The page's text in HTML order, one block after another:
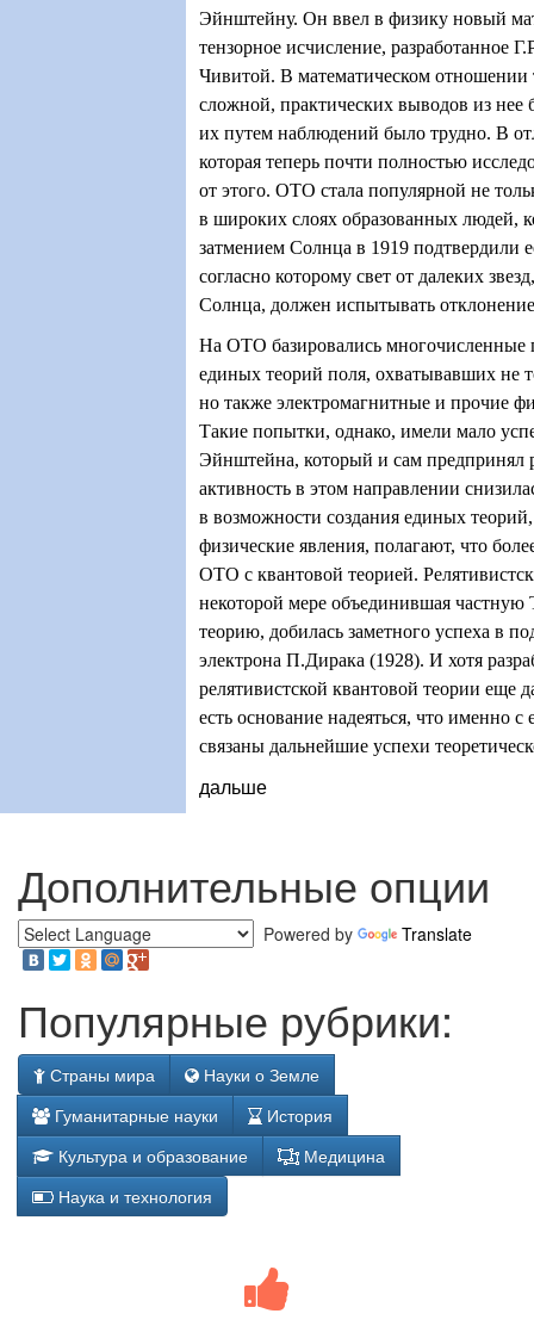
Эйнштейну. Он ввел в физику новый
тензорное исчисление, разработанное
Чивитой. В математическом отношении
сложной, практических выводов из нее
их путем наблюдений было трудно. В
которая теперь почти полностью
от этого. ОТО стала популярной не
в широких слоях образованных людей,
затмением Солнца в 1919 подтвердили
согласно которому свет от далеких
Солнца, должен испытывать
На ОТО базировались многочисленные
единых теорий поля, охватывавших не
но также электромагнитные и прочие
Такие попытки, однако, имели мало
Эйнштейна, который и сам предпринял
активность в этом направлении
в возможности создания единых
физические явления, полагают, что
ОТО с квантовой теорией.
некоторой мере объединившая
теорию, добилась заметного успеха в
электрона П.Дирака (1928). И хотя
релятивистской квантовой теории еще
есть основание надеяться, что именно с
связаны дальнейшие успехи
дальше
Дополнительные опции
Powered by Translate
Популярные рубрики:
Страны мира
Науки о Земле
Гуманитарные науки
История
Культура и образование
Медицина
Наука и технология